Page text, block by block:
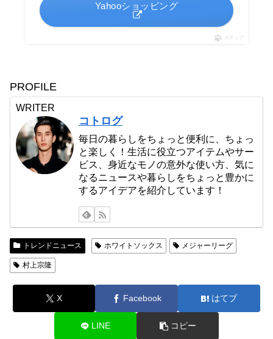
Yahooショッピング
ポチップ
PROFILE
WRITER
コトログ
毎日の暮らしをちょっと便利に、ちょっ
と楽しく！生活に役立つアイテムやサー
ビス、身近なモノの意外な使い方、気に
なるニュースや暮らしをちょっと豊かに
するアイデアを紹介しています！
トレンドニュース ホワイトソックス メジャーリーグ
村上宗隆
X Facebook はてブ
LINE コピー